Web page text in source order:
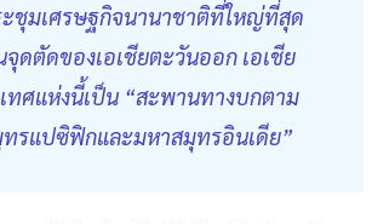
ะชุมเศรษฐกิจนานาชาติที่ใหญ่ที่สุด
ดตัดของเอเชียตะวันออก เอเชีย
ทศแห่งนี้เป็น “สะพานทางบกตาม
ทรแปซิฟิกและมหาสมุทรอินเดีย”